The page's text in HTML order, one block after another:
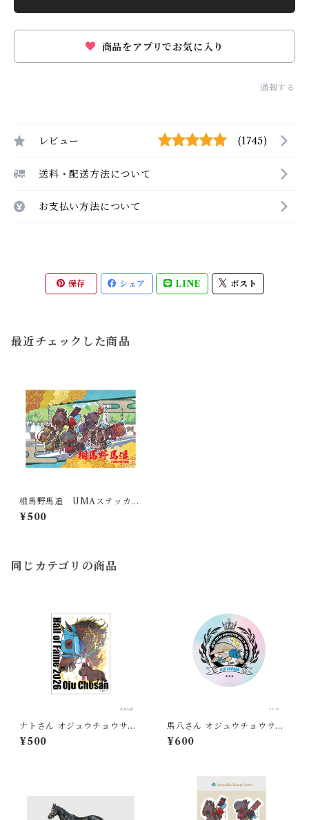
商品をアプリでお気に入り
通報する
レビュー (1745)
送料・配送方法について
お支払い方法について
保存 シェア LINE ポスト
最近チェックした商品
相馬野馬追 UMAステッカー
集合
¥500
同じカテゴリの商品
ナトさん オジュウチョウサン
顕彰馬記念 ステッカー
¥500
馬八さん オジュウチョウサン
顕彰馬記念 ステッカー
¥600